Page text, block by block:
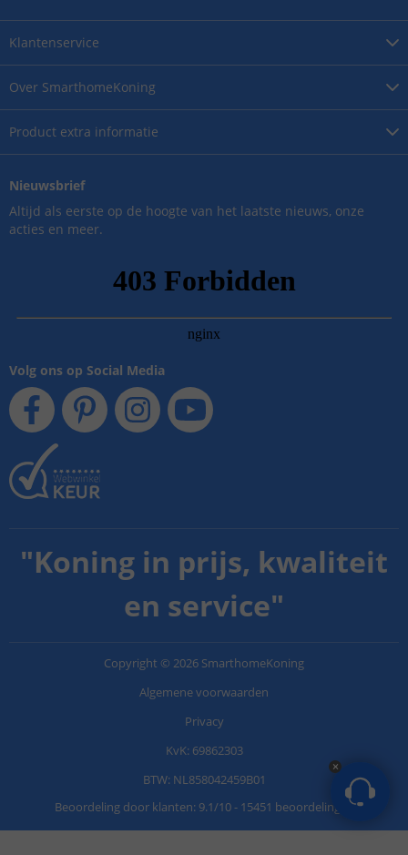
Over SmarthomeKoning
Product extra informatie
Klantenservice
Nieuwsbrief
Altijd als eerste op de hoogte van het laatste nieuws, onze
acties en meer.
Volg ons op Social Media
"Koning in prijs, kwaliteit
en service"
Copyright © 2026 SmarthomeKoning
Algemene voorwaarden
Privacy
KvK: 69862303
BTW: NL858042459B01
Beoordeling door klanten: 9.1/10- 15451 beoordelingen